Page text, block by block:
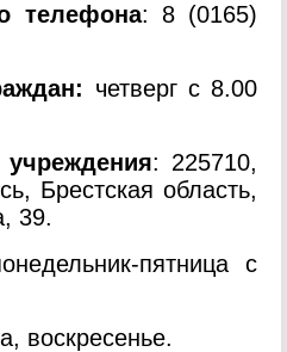
телефона: 8 (0165)
четверг с 8.00
: 225710,
Брестская область,
39.
пятница с
воскресенье.